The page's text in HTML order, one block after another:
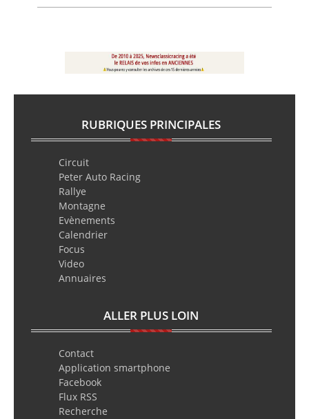
RUBRIQUES PRINCIPALES
Circuit
Peter Auto Racing
Rallye
Montagne
Evènements
Calendrier
Focus
Video
Annuaires
ALLER PLUS LOIN
Contact
Application smartphone
Facebook
Flux RSS
Recherche